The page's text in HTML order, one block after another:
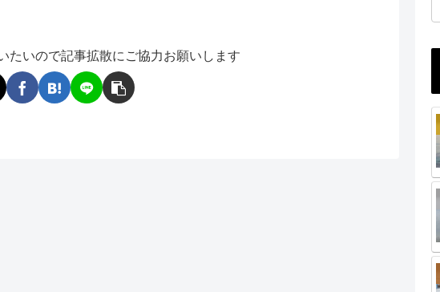
たいので記事拡散にご協力お願いします